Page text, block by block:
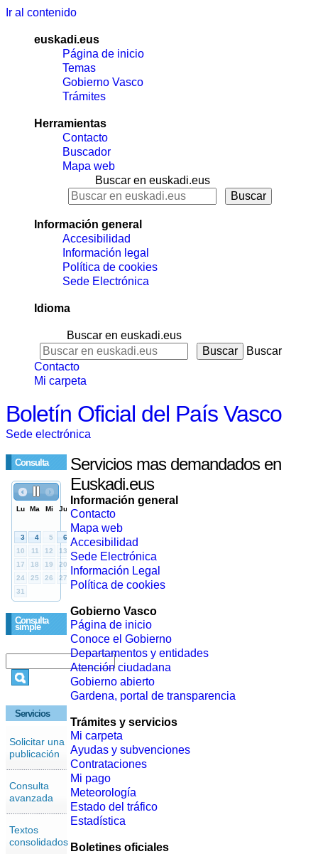
Ir al contenido
euskadi.eus
Página de inicio
Temas
Gobierno Vasco
Trámites
Herramientas
Contacto
Buscador
Mapa web
Buscar en euskadi.eus
Información general
Accesibilidad
Información legal
Política de cookies
Sede Electrónica
Idioma
Buscar en euskadi.eus
Buscar
Contacto
Mi carpeta
Boletín Oficial del País Vasco
Sede electrónica
Consulta
Consulta
simple
Servicios
Solicitar una
publicación
Consulta
avanzada
Textos
consolidados
Servicios mas demandados en
Euskadi.eus
Información general
Contacto
Mapa web
Accesibilidad
Sede Electrónica
Información Legal
Política de cookies
Gobierno Vasco
Página de inicio
Conoce el Gobierno
Departamentos y entidades
Atención ciudadana
Gobierno abierto
Gardena, portal de transparencia
Trámites y servicios
Mi carpeta
Ayudas y subvenciones
Contrataciones
Mi pago
Meteorología
Estado del tráfico
Estadística
Boletines oficiales